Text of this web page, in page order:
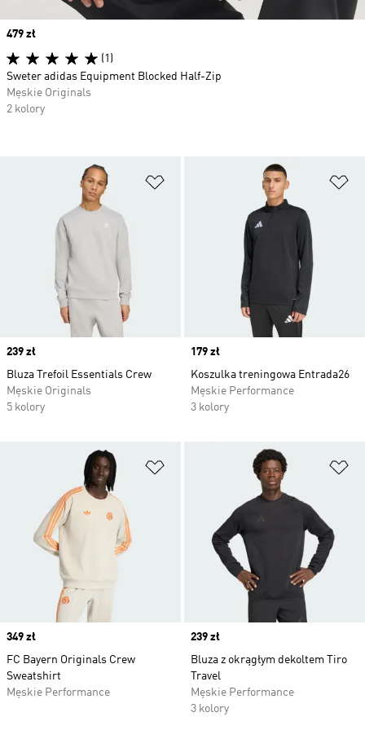
Dodaj do listy życzeń
Price
239 zł
Bluza Trefoil Essentials Crew
Męskie Originals
5 kolory
Price
179 zł
Koszulka treningowa Entrada26
Męskie Performance
3 kolory
Dodaj do listy życzeń
Price
349 zł
FC Bayern Originals Crew
Sweatshirt
Męskie Performance
Price
239 zł
Bluza z okrągłym dekoltem Tiro
Travel
Męskie Performance
3 kolory
Price
479 zł
(1)
Sweter adidas Equipment Blocked Half-Zip
Męskie Originals
2 kolory